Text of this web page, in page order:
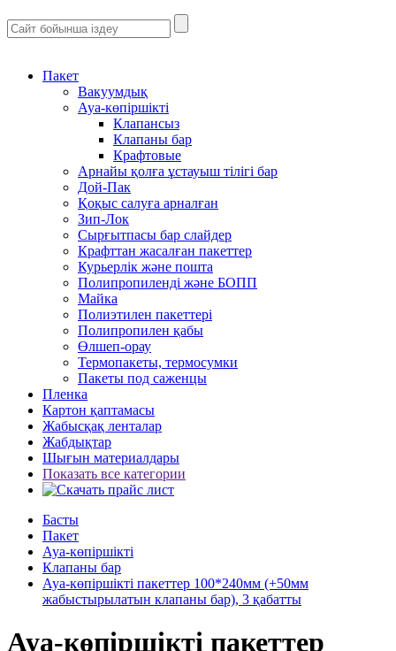
Пакет
Вакуумдық
Ауа-көпіршікті
Клапансыз
Клапаны бар
Крафтовые
Арнайы қолға ұстауыш тілігі бар
Дой-Пак
Қоқыс салуға арналған
Зип-Лок
Сырғытпасы бар слайдер
Крафттан жасалған пакеттер
Курьерлік және пошта
Полипропиленді және БОПП
Майка
Полиэтилен пакеттері
Полипропилен қабы
Өлшеп-орау
Термопакеты, термосумки
Пакеты под саженцы
Пленка
Картон қаптамасы
Жабысқақ ленталар
Жабдықтар
Шығын материалдары
Показать все категории
Басты
Пакет
Ауа-көпіршікті
Клапаны бар
Ауа-көпіршікті пакеттер 100*240мм (+50мм
жабыстырылатын клапаны бар), 3 қабатты
Ауа-көпіршікті пакеттер